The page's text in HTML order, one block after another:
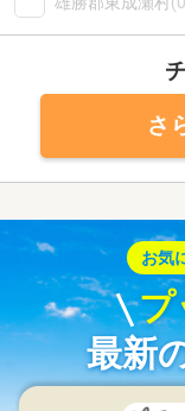
さ
お気
プ
最新